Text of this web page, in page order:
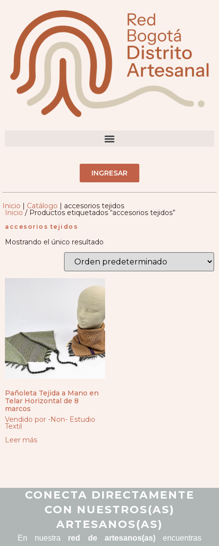
INGRESAR
Inicio | Catálogo | accesorios tejidos
Inicio/ Productos etiquetados “accesorios tejidos”
accesorios tejidos
Mostrando el único resultado
Pañoleta Tejida a Mano en
Telar Horizontal de 8
marcos
Vendido por -Non- Estudio
Textil
Leer más
CONECTA DIRECTAMENTE
CON NUESTROS(AS)
ARTESANOS(AS)
En nuestra red de artesanos(as)encuentras